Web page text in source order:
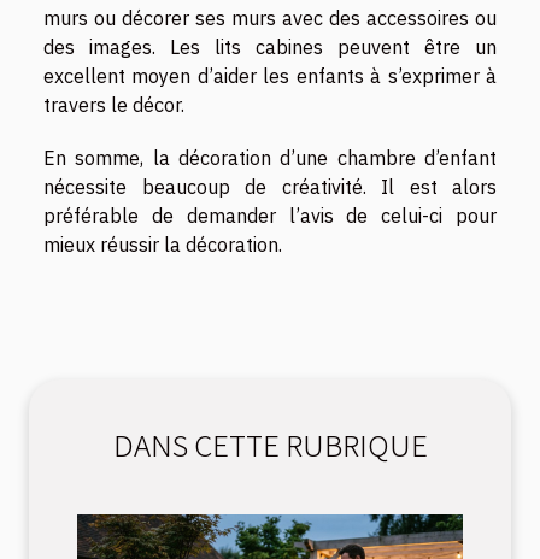
murs ou décorer ses murs avec des accessoires ou
des images. Les lits cabines peuvent être un
excellent moyen d’aider les enfants à s’exprimer à
travers le décor.
En somme, la décoration d’une chambre d’enfant
nécessite beaucoup de créativité. Il est alors
préférable de demander l’avis de celui-ci pour
mieux réussir la décoration.
DANS CETTE RUBRIQUE